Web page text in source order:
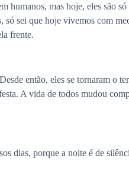
humanos, mas hoje, eles são só
só sei que hoje vivemos com
frente.
então, eles se tornaram o
A vida de todos mudou
dias, porque a noite é de